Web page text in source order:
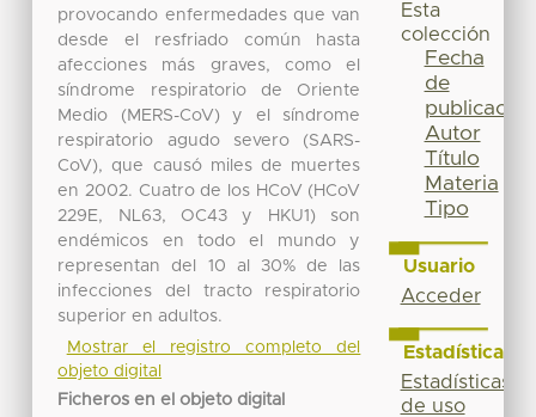
provocando enfermedades que van
desde el resfriado común hasta
afecciones más graves, como el
síndrome respiratorio de Oriente
Medio (MERS-CoV) y el síndrome
respiratorio agudo severo (SARS-
CoV), que causó miles de muertes
en 2002. Cuatro de los HCoV (HCoV
229E, NL63, OC43 y HKU1) son
endémicos en todo el mundo y
representan del 10 al 30% de las
infecciones del tracto respiratorio
superior en adultos.
Mostrar el registro completo del
objeto digital
Ficheros en el objeto digital
Esta
colección
Fecha
de
publicación
Autor
Título
Materia
Tipo
Usuario
Acceder
Estadísticas
Estadísticas
de uso